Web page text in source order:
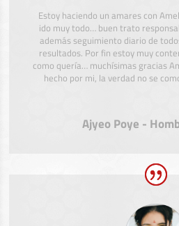
Estoy haciendo un amares con
ido muy todo… buen trato
además seguimiento diario de
resultados. Por fin estoy muy
como quería… muchísimas gracias
hecho por mi, la verdad no se
Ajyeo Poye -